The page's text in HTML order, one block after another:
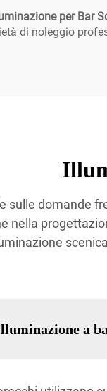
per Bar
di noleggio
sulle domande
nella
a